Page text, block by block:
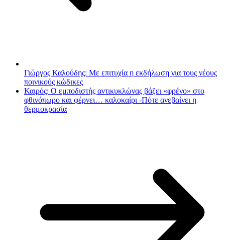
Γιώργος Καλούδης: Με επιτυχία η εκδήλωση για τους νέους
ποινικούς κώδικες
Καιρός: Ο εμποδιστής αντικυκλώνας βάζει «φρένο» στο
φθινόπωρο και φέρνει… καλοκαίρι -Πότε ανεβαίνει η
θερμοκρασία